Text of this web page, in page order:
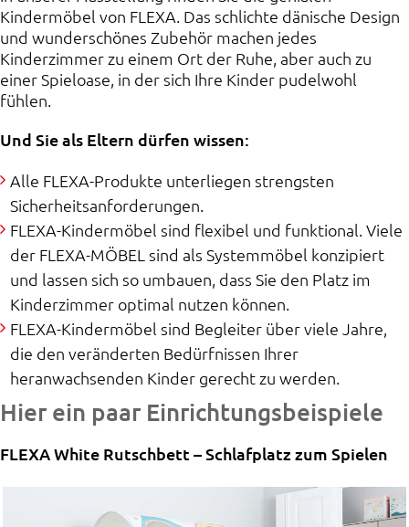
Kindermöbel von FLEXA. Das schlichte dänische Design
und wunderschönes Zubehör machen jedes
Kinderzimmer zu einem Ort der Ruhe, aber auch zu
einer Spieloase, in der sich Ihre Kinder pudelwohl
fühlen.
Und Sie als Eltern dürfen wissen:
Alle FLEXA-Produkte unterliegen strengsten
Sicherheitsanforderungen.
FLEXA-Kindermöbel sind flexibel und funktional. Viele
der FLEXA-MÖBEL sind als Systemmöbel konzipiert
und lassen sich so umbauen, dass Sie den Platz im
Kinderzimmer optimal nutzen können.
FLEXA-Kindermöbel sind Begleiter über viele Jahre,
die den veränderten Bedürfnissen Ihrer
heranwachsenden Kinder gerecht zu werden.
Hier ein paar Einrichtungsbeispiele
FLEXA White Rutschbett – Schlafplatz zum Spielen